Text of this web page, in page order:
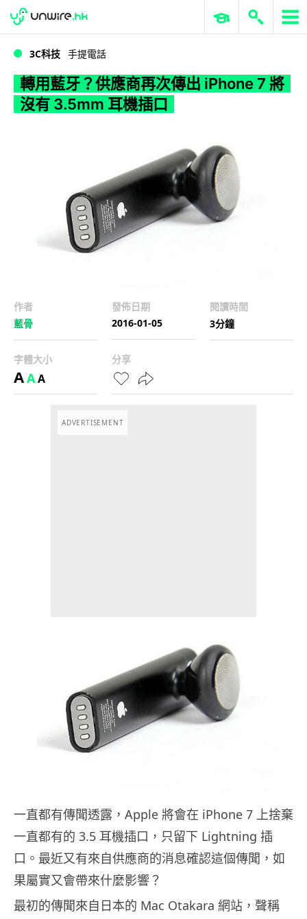
WWDC 2026 ERP 與商業 AI
3C科技 手提電話
轉用藍牙？供應商再次傳出 iPhone 7 將
沒有 3.5mm 耳機插口
作者
藍骨
發佈日期
2016-01-05
閱讀時間
3分鐘
字體大小
AAA
分享
ADVERTISEMENT
一直都有傳聞透露，Apple 將會在 iPhone 7 上捨棄
一直都有的 3.5 耳機插口，只留下 Lightning 插
口。最近又有來自供應商的消息確認這個傳聞，如
果屬實又會帶來什麼影響？
最初的傳聞來自日本的 Mac Otakara 網站，聲稱